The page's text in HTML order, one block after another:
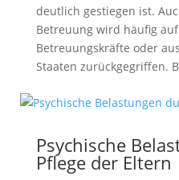
deutlich gestiegen ist.
Betreuung wird häufig
Betreuungskräfte oder
Staaten zurückgegriffen.
Psychische
Pflege der Eltern